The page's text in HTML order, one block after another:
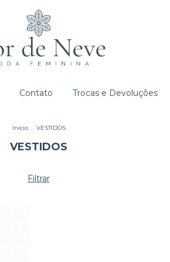
Contato Trocas e Devoluções
Início . VESTIDOS
VESTIDOS
Filtrar